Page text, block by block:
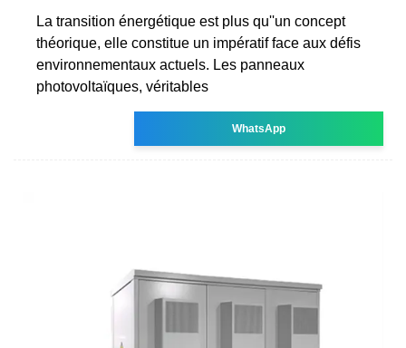
La transition énergétique est plus qu''un concept
théorique, elle constitue un impératif face aux défis
environnementaux actuels. Les panneaux
photovoltaïques, véritables
WhatsApp